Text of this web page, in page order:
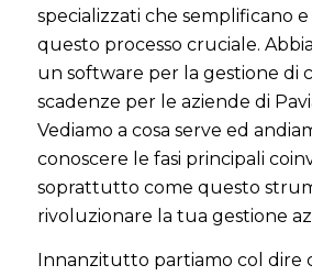
specializzati che semplificano
questo processo cruciale.
un software per la gestione di
scadenze per le aziende di
Vediamo a cosa serve ed
conoscere le fasi principali
soprattutto come questo
rivoluzionare la tua gestione
Innanzitutto partiamo col dire